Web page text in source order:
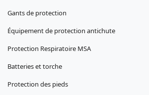
Gants de protection
Équipement de protection antichute
Protection Respiratoire MSA
Batteries et torche
Protection des pieds